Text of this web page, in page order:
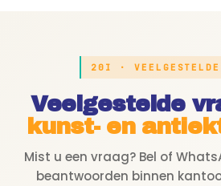
20I · VEELGESTELDE
Veelgestelde
kunst- en
Mist u een vraag? Bel of
beantwoorden binnen